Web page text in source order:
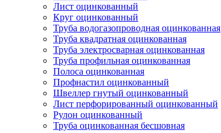
Лист оцинкованный
Круг оцинкованный
Труба водогазопроводная оцинкованная
Труба квадратная оцинкованная
Труба электросварная оцинкованная
Труба профильная оцинкованная
Полоса оцинкованная
Профнастил оцинкованный
Швеллер гнутый оцинкованный
Лист перфорированный оцинкованный
Рулон оцинкованный
Труба оцинкованная бесшовная